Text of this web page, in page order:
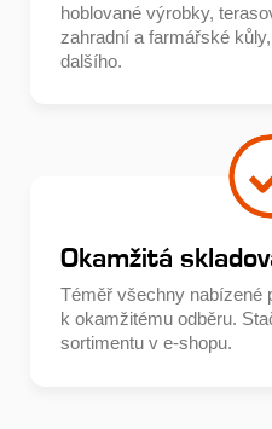
hoblované výrobky,
zahradní a farmářské
dalšího.
Okamžitá
Téměř všechny nabízené
k okamžitému odběru.
sortimentu v e-shopu.